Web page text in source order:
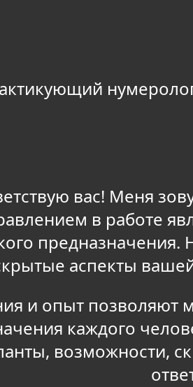
вас! Меня
в работе
предназначения.
аспекты
и опыт позволяют
каждого
возможности,